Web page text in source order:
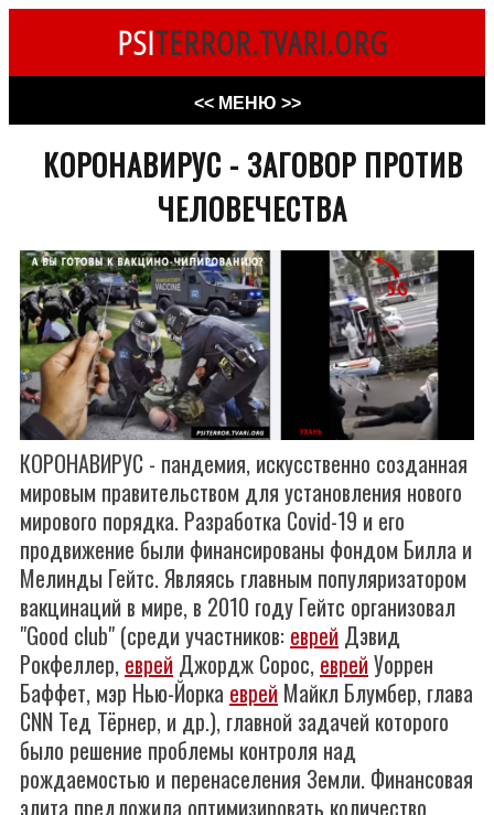
PSITERROR.TVARI.ORG
<< МЕНЮ >>
КОРОНАВИРУС - ЗАГОВОР ПРОТИВ
ЧЕЛОВЕЧЕСТВА
КОРОНАВИРУС - пандемия, искусственно созданная
мировым правительством для установления нового
мирового порядка. Разработка Covid-19 и его
продвижение были финансированы фондом Билла и
Мелинды Гейтс. Являясь главным популяризатором
вакцинаций в мире, в 2010 году Гейтс организовал
"Good club" (среди участников: еврей Дэвид
Рокфеллер, еврей Джордж Сорос, еврейУоррен
Баффет, мэр Нью-Йорка еврей Майкл Блумбер, глава
CNN Тед Тёрнер, и др.), главной задачей которого
было решение проблемы контроля над
рождаемостью и перенаселения Земли. Финансовая
элита предложила оптимизировать количество